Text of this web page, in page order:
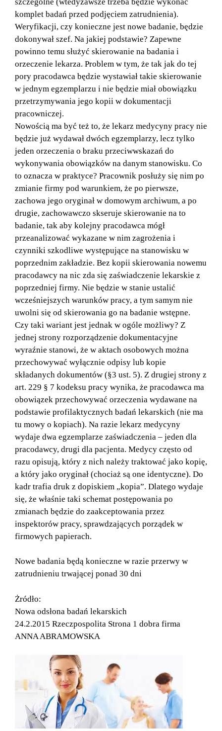
komplet badań przed podjęciem zatrudnienia).
Weryfikacji, czy konieczne jest nowe badanie, będzie
dokonywał szef. Na jakiej podstawie? Zapewne
powinno temu służyć skierowanie na badania i
orzeczenie lekarza. Problem w tym, że tak jak do tej
pory pracodawca będzie wystawiał takie skierowanie
w jednym egzemplarzu i nie będzie miał obowiązku
przetrzymywania jego kopii w dokumentacji
pracowniczej.
Nowością ma być też to, że lekarz medycyny pracy nie
będzie już wydawał dwóch egzemplarzy, lecz tylko
jeden orzeczenia o braku przeciwwskazań do
wykonywania obowiązków na danym stanowisku. Co
to oznacza w praktyce? Pracownik posłuży się nim po
zmianie firmy pod warunkiem, że po pierwsze,
zachowa jego oryginał w domowym archiwum, a po
drugie, zachowawczo skseruje skierowanie na to
badanie, tak aby kolejny pracodawca mógł
przeanalizować wykazane w nim zagrożenia i
czynniki szkodliwe występujące na stanowisku w
poprzednim zakładzie. Bez kopii skierowania nowemu
pracodawcy na nic zda się zaświadczenie lekarskie z
poprzedniej firmy. Nie będzie w stanie ustalić
wcześniejszych warunków pracy, a tym samym nie
uwolni się od skierowania go na badanie wstępne.
Czy taki wariant jest jednak w ogóle możliwy? Z
jednej strony rozporządzenie dokumentacyjne
wyraźnie stanowi, że w aktach osobowych można
przechowywać wyłącznie odpisy lub kopie
składanych dokumentów (§3 ust. 5). Z drugiej strony z
art. 229 § 7 kodeksu pracy wynika, że pracodawca ma
obowiązek przechowywać orzeczenia wydawane na
podstawie profilaktycznych badań lekarskich (nie ma
tu mowy o kopiach). Na razie lekarz medycyny
wydaje dwa egzemplarze zaświadczenia – jeden dla
pracodawcy, drugi dla pacjenta. Medycy często od
razu opisują, który z nich należy traktować jako kopię,
a który jako oryginał (chociaż są one identyczne). Do
kadr trafia druk z dopiskiem „kopia”. Dlatego wydaje
się, że właśnie taki schemat postępowania po
zmianach będzie do zaakceptowania przez
inspektorów pracy, sprawdzających porządek w
firmowych papierach.
Nowe badania będą konieczne w razie przerwy w
zatrudnieniu trwającej ponad 30 dni
Żródło:
Nowa odsłona badań lekarskich
24.2.2015 Rzeczpospolita Strona 1 dobra firma
ANNA ABRAMOWSKA